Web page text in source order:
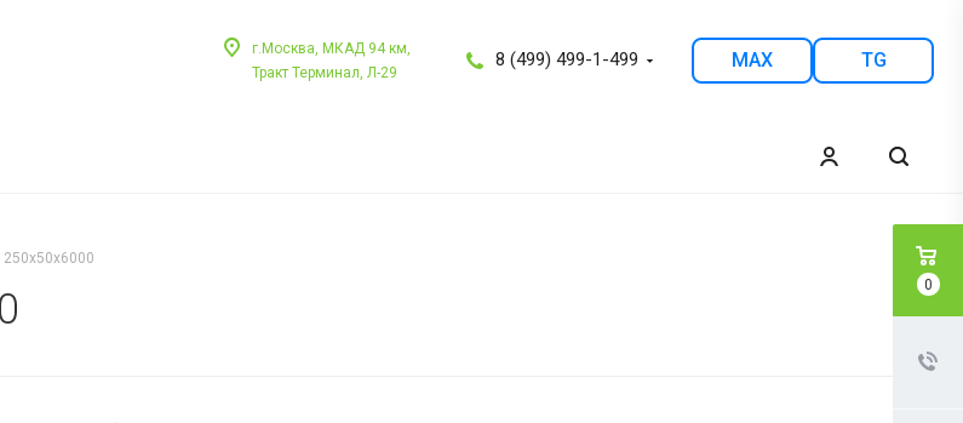
8 (499) 499-1-499 MAX TG
г.Москва, МКАД 94 км,
Тракт Терминал, Л-29
0